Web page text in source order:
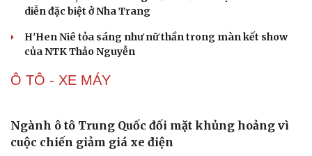
Tư vấn
Săn Tour
Câu chuyện thời
“Ngọc Nữ Trời Nam”- bộ sưu tập thời trang ấn
tượng của NTK trẻ Đỗ Quang Trường
150 mẫu nhí tái hiện vẻ đẹp văn hóa Việt trong không
gian phố cổ Hoa Lư
tấn lúa